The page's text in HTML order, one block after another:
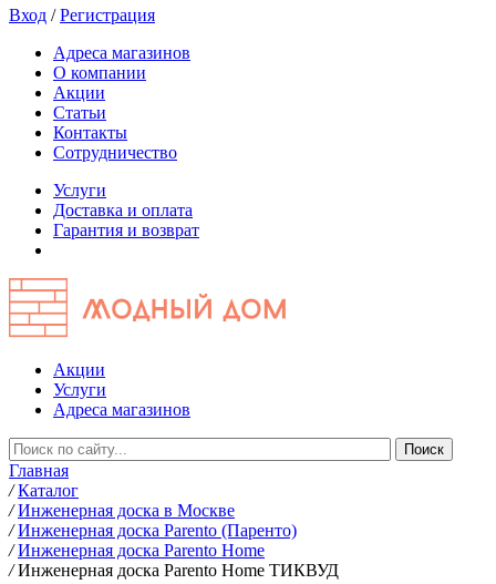
Вход /Регистрация
Адреса магазинов
О компании
Акции
Статьи
Контакты
Сотрудничество
Услуги
Доставка и оплата
Гарантия и возврат
Акции
Услуги
Адреса магазинов
Главная
/ Каталог
/ Инженерная доска в Москве
/ Инженерная доска Parento (Паренто)
/ Инженерная доска Parento Home
/ Инженерная доска Parento Home ТИКВУД